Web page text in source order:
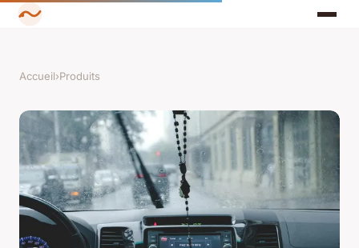
Accueil›Produits